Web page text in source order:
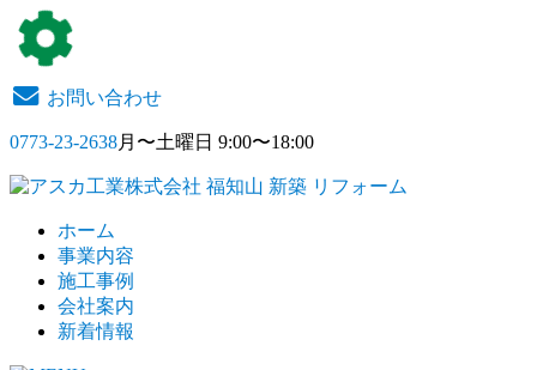
お問い合わせ
0773-23-2638月〜土曜日 9:00〜18:00
ホーム
事業内容
施工事例
会社案内
新着情報